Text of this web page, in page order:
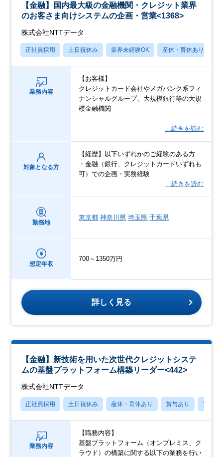
【金融】国内最大級の金融機関・クレジット業界
のお客さま向けシステムの企画・営業<1368>
株式会社NTTデータ
正社員採用 土日祝休み 業界未経験OK 産休・育休あり
業務内容
【お客様】
クレジットカード会社やメガバンク系フィ
ナンシャルグループ、大規模銀行等の大規
模金融機関
…続きを読む
対象となる方
【経歴】以下いずれかのご経験のある方
・金融（銀行、クレジットカードいずれも
可）での企画・実務経験
…続きを読む
勤務地
東京都 神奈川県 埼玉県 千葉県
想定年収
700～1350万円
詳しく見る
【金融】新技術を用いた次世代クレジットシステ
ムの基盤プラットフォーム構築リーダー<442>
株式会社NTTデータ
正社員採用 土日祝休み 産休・育休あり 賞与あり フレッ
業務内容
【職務内容】
基盤プラットフォーム（オンプレミス、ク
ラウド）の構築に関する以下の業務を行い